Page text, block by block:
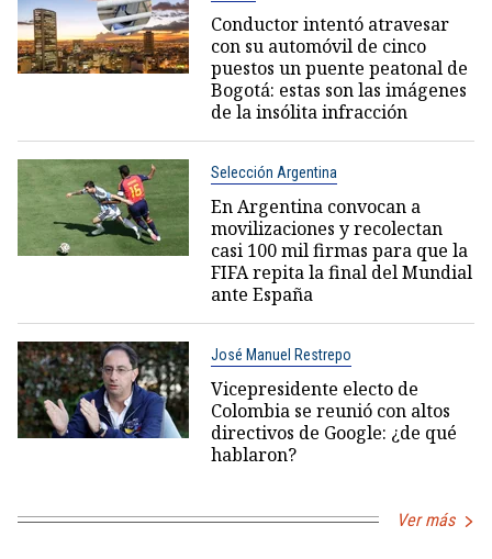
Conductor intentó atravesar
con su automóvil de cinco
puestos un puente peatonal de
Bogotá: estas son las imágenes
de la insólita infracción
Selección Argentina
En Argentina convocan a
movilizaciones y recolectan
casi 100 mil firmas para que la
FIFA repita la final del Mundial
ante España
José Manuel Restrepo
Vicepresidente electo de
Colombia se reunió con altos
directivos de Google: ¿de qué
hablaron?
Ver más